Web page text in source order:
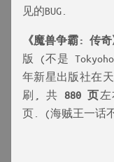
见的BUG.
《魔兽争霸: 传奇
版 (不是
年新星出版社在
刷, 共 880 页
页. (海贼王一话